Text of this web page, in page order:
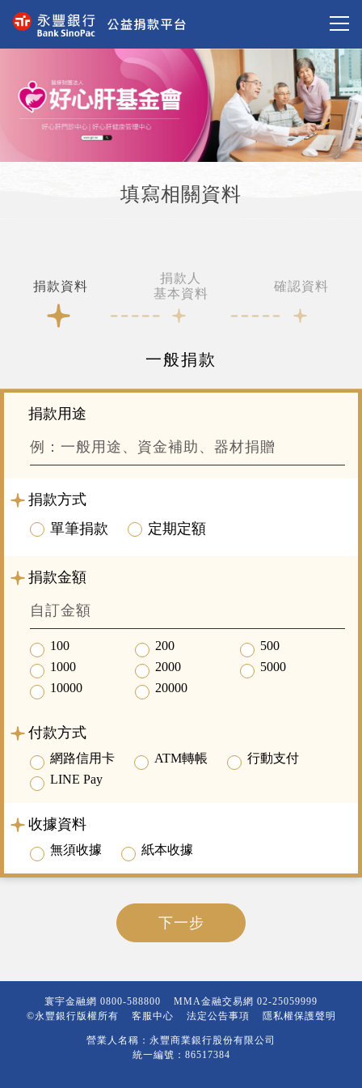
填寫相關資料
捐款資料
捐款人
基本資料
確認資料
一般捐款
捐款用途
捐款方式
單筆捐款
定期定額
捐款金額
100 200
500
1000
2000
5000
10000
20000
付款方式
網路信用卡 ATM轉帳
行動支付
LINE Pay
收據資料
無須收據 紙本收據
下一步
寰宇金融網 0800-588800 MMA金融交易網 02-25059999
©永豐銀行版權所有
客服中心 法定公告事項 隱私權保護聲明
營業人名稱：永豐商業銀行股份有限公司
統一編號：86517384